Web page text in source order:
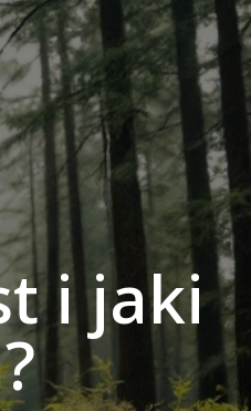
i jaki